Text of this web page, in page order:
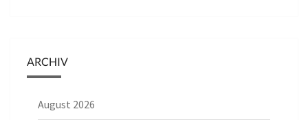
ARCHIV
August 2026